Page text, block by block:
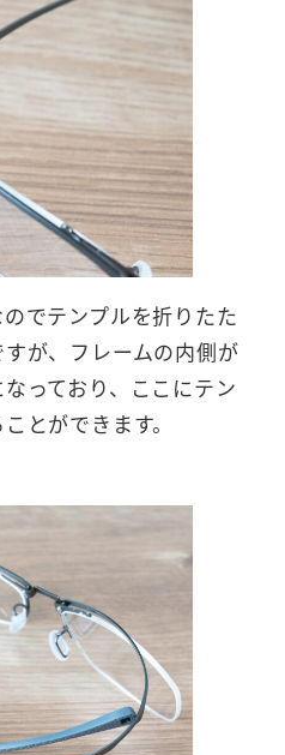
でテンプルを折りたた
が、フレームの内側が
っており、ここにテン
とができます。